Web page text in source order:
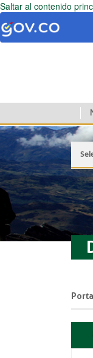
Saltar al contenido